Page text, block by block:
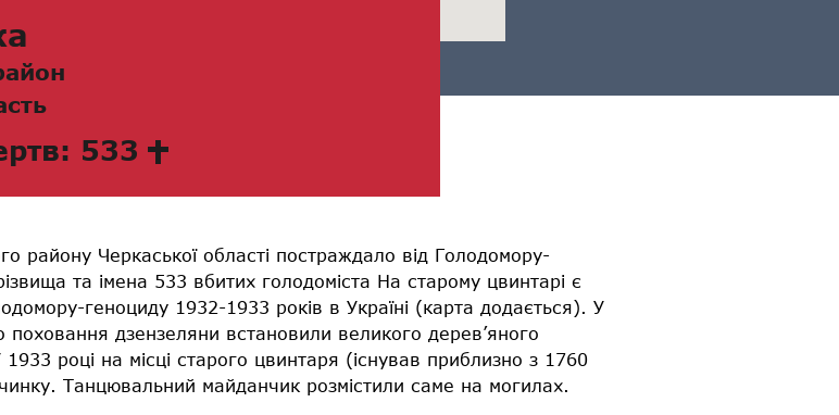
533
району Черкаської області постраждало від Голодомору-
та імена 533 вбитих голодоміста На старому цвинтарі є
геноциду 1932-1933 років в Україні (карта додається). У
поховання дзензеляни встановили великого дерев’яного
році на місці старого цвинтаря (існував приблизно з 1760
Танцювальний майданчик розмістили саме на могилах.